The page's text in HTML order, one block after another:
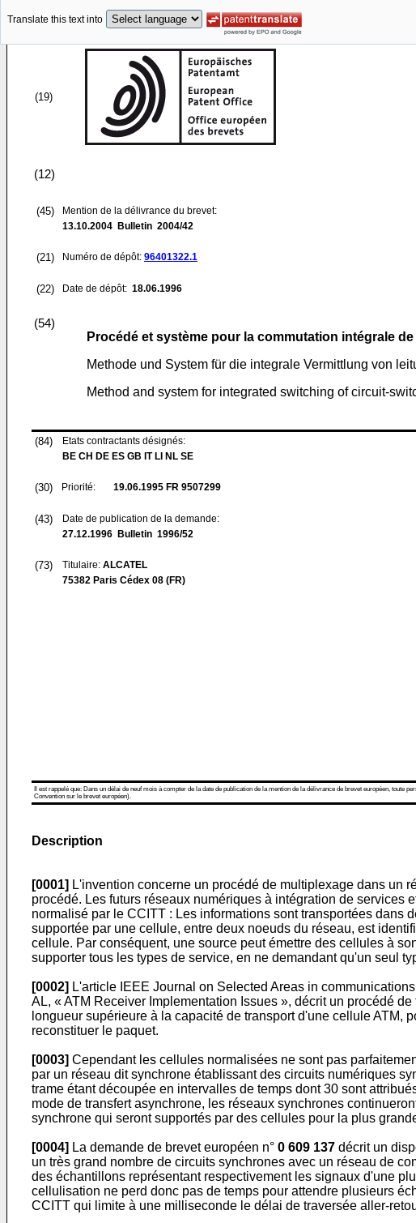
Translate this text into
(19)
(12)
(45)
Mention de la délivrance du brevet:
13.10.2004 Bulletin 2004/42
(21) Numéro de dépôt: 96401322.1
(22) Date de dépôt: 18.06.1996
(54)
Procédé et système pour la commutation intégrale
Methode und System für die integrale Vermittlung von
Method and system for integrated switching of circuit-
(84)
Etats contractants désignés:
BE CH DE ES GB IT LI NL SE
(30) Priorité: 19.06.1995 FR 9507299
(43)
Date de publication de la demande:
27.12.1996 Bulletin 1996/52
(73) Titulaire: ALCATEL
75382 Paris Cédex 08 (FR)
Il est rappelé que: Dans un délai de neuf mois à compter de la date de publication de la mention de la délivrance de brevet européen,
Convention sur le brevet européen).
Description
[0001] L'invention concerne un procédé de multiplexage dans un
procédé. Les futurs réseaux numériques à intégration de services
normalisé par le CCITT : Les informations sont transportées
supportée par une cellule, entre deux noeuds du réseau, est
cellule. Par conséquent, une source peut émettre des cellules à
supporter tous les types de service, en ne demandant qu'un seul
[0002] L'article IEEE Journal on Selected Areas in
AL, « ATM Receiver Implementation Issues », décrit un procédé
longueur supérieure à la capacité de transport d'une cellule ATM,
reconstituer le paquet.
[0003] Cependant les cellules normalisées ne sont pas
par un réseau dit synchrone établissant des circuits numériques
trame étant découpée en intervalles de temps dont 30 sont
mode de transfert asynchrone, les réseaux synchrones
synchrone qui seront supportés par des cellules pour la plus
[0004] La demande de brevet européen n° 0 609 137 décrit un
un très grand nombre de circuits synchrones avec un réseau de
des échantillons représentant respectivement les signaux d'une
cellulisation ne perd donc pas de temps pour attendre plusieurs
CCITT qui limite à une milliseconde le délai de traversée aller-